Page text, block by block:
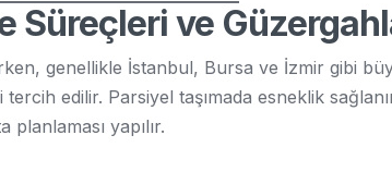
Süreçleri ve
genellikle İstanbul, Bursa ve İzmir gibi
edilir. Parsiyel taşımada esneklik
yapılır.